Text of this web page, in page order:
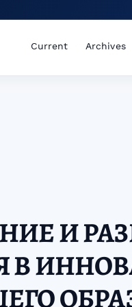
Current Archives
И
В